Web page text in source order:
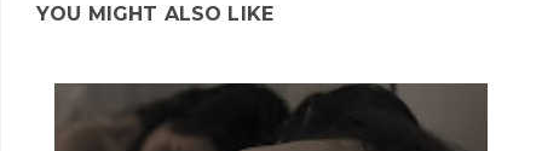
YOU MIGHT ALSO LIKE